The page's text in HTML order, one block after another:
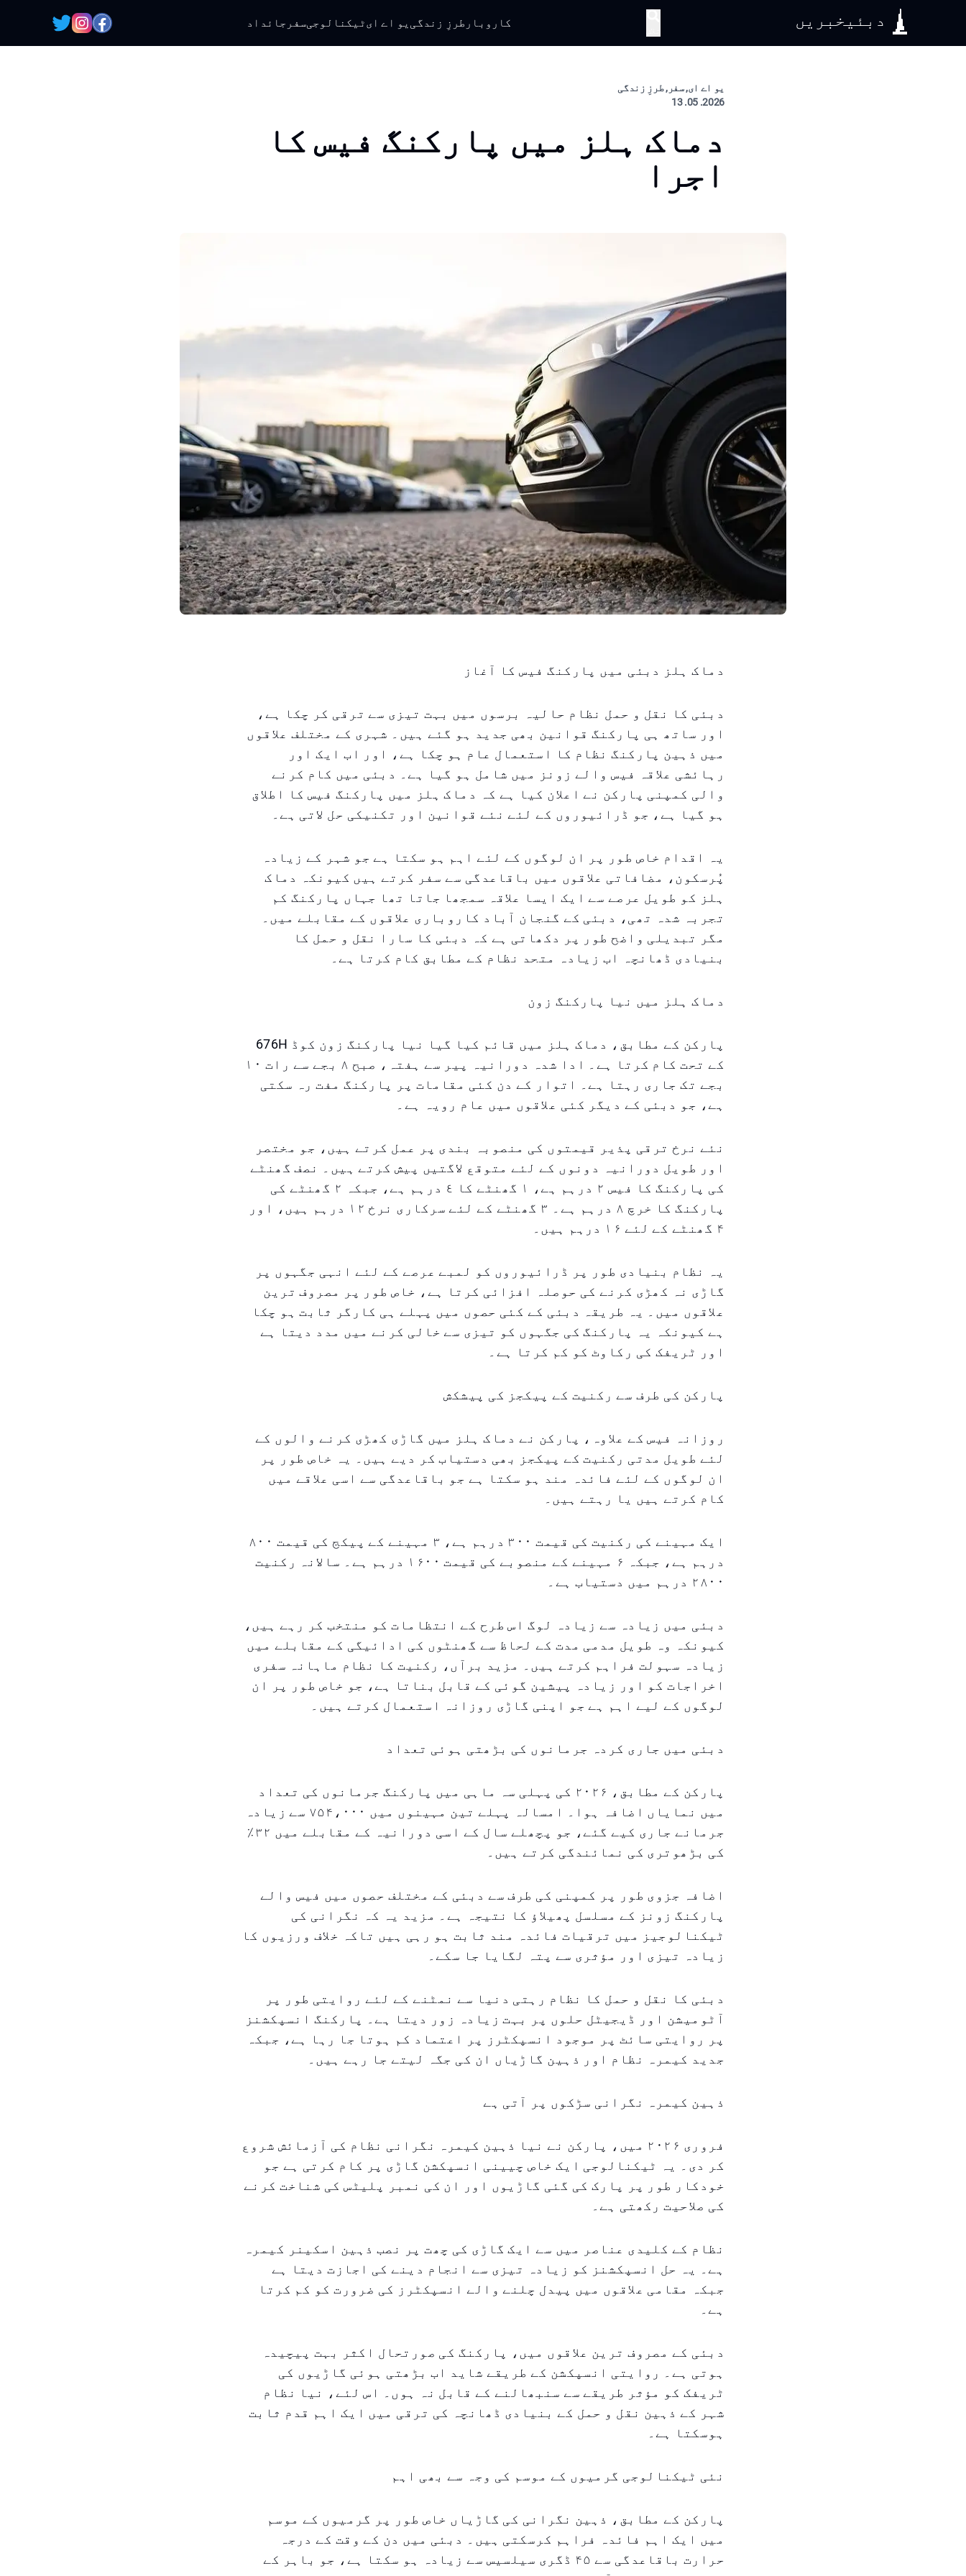
دبئیخبریں کاروبار طرزِ زندگی یو اے ایٹیکنالوجیسفر جائداد
یو اے ای, سفر, طرزِ زندگی
2026. 05. 13
دماک ہلز میں پارکنگ فیس کا
اجرا
دماک ہلز دبئی میں پارکنگ فیس کا آغاز
دبئی کا نقل و حمل نظام حالیہ برسوں میں بہت تیزی سے ترقی کر چکا ہے،
اور ساتھ ہی پارکنگ قوانین بھی جدید ہو گئے ہیں۔ شہری کے مختلف علاقوں
میں ذہین پارکنگ نظام کا استعمال عام ہو چکا ہے، اور اب ایک اور
رہائشی علاقہ فیس والے زونز میں شامل ہو گیا ہے۔ دبئی میں کام کرنے
والی کمپنی پارکن نے اعلان کیا ہے کہ دماک ہلز میں پارکنگ فیس کا اطلاق
ہو گیا ہے، جو ڈرائیوروں کے لئے نئے قوانین اور تکنیکی حل لاتی ہے۔
یہ اقدام خاص طور پر ان لوگوں کے لئے اہم ہو سکتا ہے جو شہر کے زیادہ
پُرسکون، مضافاتی علاقوں میں باقاعدگی سے سفر کرتے ہیں کیونکہ دماک
ہلز کو طویل عرصے سے ایک ایسا علاقہ سمجھا جاتا تھا جہاں پارکنگ کم
تجربہ شدہ تھی، دبئی کے گنجان آباد کاروباری علاقوں کے مقابلے میں۔
مگر تبدیلی واضح طور پر دکھاتی ہے کہ دبئی کا سارا نقل و حمل کا
بنیادی ڈھانچہ اب زیادہ متحد نظام کے مطابق کام کرتا ہے۔
دماک ہلز میں نیا پارکنگ زون
پارکن کے مطابق، دماک ہلز میں قائم کیا گیا نیا پارکنگ زون کوڈ 676H
کے تحت کام کرتا ہے۔ ادا شدہ دورانیہ پیر سے ہفتہ، صبح ۸ بجے سے رات ۱۰
بجے تک جاری رہتا ہے۔ اتوار کے دن کئی مقامات پر پارکنگ مفت رہ سکتی
ہے، جو دبئی کے دیگر کئی علاقوں میں عام رویہ ہے۔
نئے نرخ ترقی پذیر قیمتوں کی منصوبہ بندی پر عمل کرتے ہیں، جو مختصر
اور طویل دورانیہ دونوں کے لئے متوقع لاگتیں پیش کرتے ہیں۔ نصف گھنٹے
کی پارکنگ کا فیس ۲ درہم ہے، ۱ گھنٹے کا ٤ درہم ہے، جبکہ ۲ گھنٹے کی
پارکنگ کا خرچ ٨ درہم ہے۔ ۳ گھنٹے کے لئے سرکاری نرخ ۱۲ درہم ہیں، اور
۴ گھنٹے کے لئے ۱۶ درہم ہیں۔
یہ نظام بنیادی طور پر ڈرائیوروں کو لمبے عرصے کے لئے انہی جگہوں پر
گاڑی نہ کھڑی کرنے کی حوصلہ افزائی کرتا ہے، خاص طور پر مصروف ترین
علاقوں میں۔ یہ طریقہ دبئی کے کئی حصوں میں پہلے ہی کارگر ثابت ہو چکا
ہے کیونکہ یہ پارکنگ کی جگہوں کو تیزی سے خالی کرنے میں مدد دیتا ہے
اور ٹریفک کی رکاوٹ کو کم کرتا ہے۔
پارکن کی طرف سے رکنیت کے پیکجز کی پیشکش
روزانہ فیس کے علاوہ، پارکن نے دماک ہلز میں گاڑی کھڑی کرنے والوں کے
لئے طویل مدتی رکنیت کے پیکجز بھی دستیاب کر دیے ہیں۔ یہ خاص طور پر
ان لوگوں کے لئے فائدہ مند ہو سکتا ہے جو باقاعدگی سے اسی علاقے میں
کام کرتے ہیں یا رہتے ہیں۔
ایک مہینے کی رکنیت کی قیمت ۳۰۰ درہم ہے، ۳ مہینے کے پیکج کی قیمت ۸۰۰
درہم ہے، جبکہ ۶ مہینے کے منصوبے کی قیمت ۱۶۰۰ درہم ہے۔ سالانہ رکنیت
۲۸۰۰ درہم میں دستیاب ہے۔
دبئی میں زیادہ سے زیادہ لوگ اس طرح کے انتظامات کو منتخب کر رہے ہیں،
کیونکہ وہ طویل مدمی مدت کے لحاظ سے گھنٹوں کی ادائیگی کے مقابلے میں
زیادہ سہولت فراہم کرتے ہیں۔ مزید برآں، رکنیت کا نظام ماہانہ سفری
اخراجات کو اور زیادہ پیشین گوئی کے قابل بناتا ہے، جو خاص طور پر ان
لوگوں کے لیے اہم ہے جو اپنی گاڑی روزانہ استعمال کرتے ہیں۔
دبئی میں جاری کردہ جرمانوں کی بڑھتی ہوئی تعداد
پارکن کے مطابق، ۲۰۲۶ کی پہلی سہ ماہی میں پارکنگ جرمانوں کی تعداد
میں نمایاں اضافہ ہوا۔ امسالہ پہلے تین مہینوں میں ۷۵۴،۰۰۰ سے زیادہ
جرمانے جاری کیے گئے، جو پچھلے سال کے اسی دورانیہ کے مقابلے میں ۳۲٪
کی بڑھوتری کی نمائندگی کرتے ہیں۔
اضافہ جزوی طور پر کمپنی کی طرف سے دبئی کے مختلف حصوں میں فیس والے
پارکنگ زونز کے مسلسل پھیلاؤ کا نتیجہ ہے۔ مزید یہ کہ نگرانی کی
ٹیکنالوجیز میں ترقیات فائدہ مند ثابت ہو رہی ہیں تاکہ خلاف ورزیوں کا
زیادہ تیزی اور مؤثری سے پتہ لگایا جا سکے۔
دبئی کا نقل و حمل کا نظام رہتی دنیا سے نمٹنے کے لئے روایتی طور پر
آٹومیشن اور ڈیجیٹل حلوں پر بہت زیادہ زور دیتا ہے۔ پارکنگ انسپکشنز
پر روایتی سائٹ پر موجود انسپکٹرز پر اعتماد کم ہوتا جا رہا ہے، جبکہ
جدید کیمرہ نظام اور ذہین گاڑیاں ان کی جگہ لیتے جا رہے ہیں۔
ذہین کیمرہ نگرانی سڑکوں پر آتی ہے
فروری ۲۰۲۶ میں، پارکن نے نیا ذہین کیمرہ نگرانی نظام کی آزمائش شروع
کر دی۔ یہ ٹیکنالوجی ایک خاص چیینی انسپکشن گاڑی پر کام کرتی ہے جو
خودکار طور پر پارک کی گئی گاڑیوں اور ان کی نمبر پلیٹس کی شناخت کرنے
کی صلاحیت رکھتی ہے۔
نظام کے کلیدی عناصر میں سے ایک گاڑی کی چھت پر نصب ذہین اسکینر کیمرہ
ہے۔ یہ حل انسپکشنز کو زیادہ تیزی سے انجام دینے کی اجازت دیتا ہے
جبکہ مقامی علاقوں میں پیدل چلنے والے انسپکٹرز کی ضرورت کو کم کرتا
ہے۔
دبئی کے مصروف ترین علاقوں میں، پارکنگ کی صورتحال اکثر بہت پیچیدہ
ہوتی ہے۔ روایتی انسپکشن کے طریقے شاید اب بڑھتی ہوئی گاڑیوں کی
ٹریفک کو مؤثر طریقے سے سنبھالنے کے قابل نہ ہوں۔ اس لئے، نیا نظام
شہر کے ذہین نقل و حمل کے بنیادی ڈھانچہ کی ترقی میں ایک اہم قدم ثابت
ہوسکتا ہے۔
نئی ٹیکنالوجی گرمیوں کے موسم کی وجہ سے بھی اہم
پارکن کے مطابق، ذہین نگرانی کی گاڑیاں خاص طور پر گرمیوں کے موسم
میں ایک اہم فائدہ فراہم کرسکتی ہیں۔ دبئی میں دن کے وقت کے درجہ
حرارت باقاعدگی سے ۴۵ ڈگری سیلسیس سے زیادہ ہو سکتا ہے، جو باہر کے